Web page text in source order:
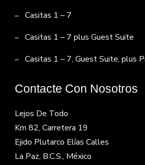
Casitas 1 – 7
Casitas 1 – 7 plus Guest Suite
Casitas 1 – 7, Guest Suite, plus
Contacte Con Nosotros
Lejos De Todo
Km 82, Carretera 19
Ejido Plutarco Elías Calles
La Paz, B.C.S., México